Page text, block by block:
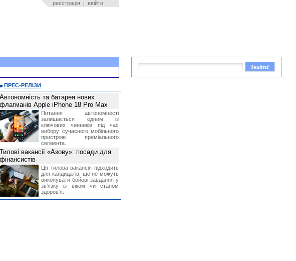
реєстрація | ввійти
ПРЕС-РЕЛІЗИ
Автономність та батарея нових
флагманів Apple iPhone 18 Pro Max
Питання автономності
залишається одним із
ключових чинників під час
вибору сучасного мобільного
пристрою преміального
сегмента.
Тилові вакансії «Азову»: посади для
фінансистів
Ця тилова вакансія підходить
для кандидатів, що не можуть
виконувати бойові завдання у
звʼязку із віком чи станом
здоровʼя.